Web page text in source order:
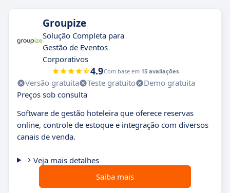
Groupize
Solução Completa para
Gestão de Eventos
Corporativos
4.9Com base em 15 avaliações
Versão gratuita Teste gratuito
Demo gratuita
Preços sob consulta
Software de gestão hoteleira que oferece reservas
online, controle de estoque e integração com diversos
canais de venda.
Veja mais detalhes
Saiba mais